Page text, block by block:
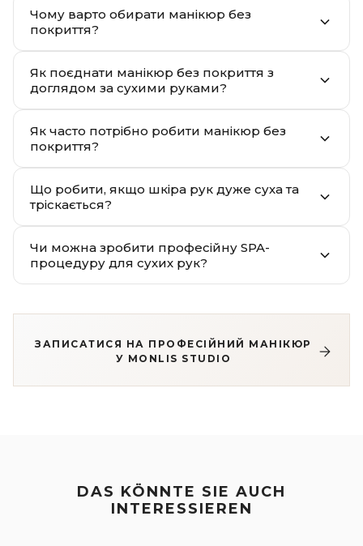
Чому варто обирати манікюр без
покриття?
Як поєднати манікюр без покриття з
доглядом за сухими руками?
Як часто потрібно робити манікюр без
покриття?
Що робити, якщо шкіра рук дуже суха та
тріскається?
Чи можна зробити професійну SPA-
процедуру для сухих рук?
ЗАПИСАТИСЯ НА ПРОФЕСІЙНИЙ МАНІКЮР
У MONLIS STUDIO
DAS KÖNNTE SIE AUCH
INTERESSIEREN